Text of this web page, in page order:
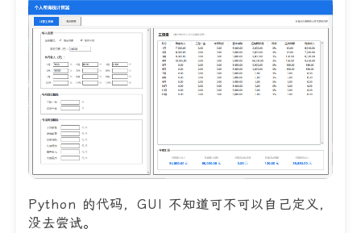
Python 的代码，GUI 不知道可不可以自己定义，
没去尝试。